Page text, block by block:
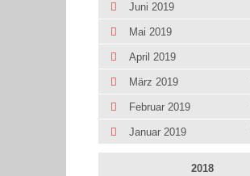
Juni 2019
Mai 2019
April 2019
März 2019
Februar 2019
Januar 2019
2018